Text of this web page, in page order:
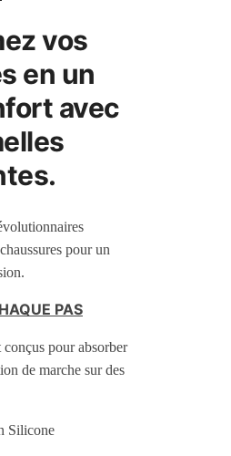
vos
en un
avec
pour un
PAS
conçus pour absorber
de marche sur des